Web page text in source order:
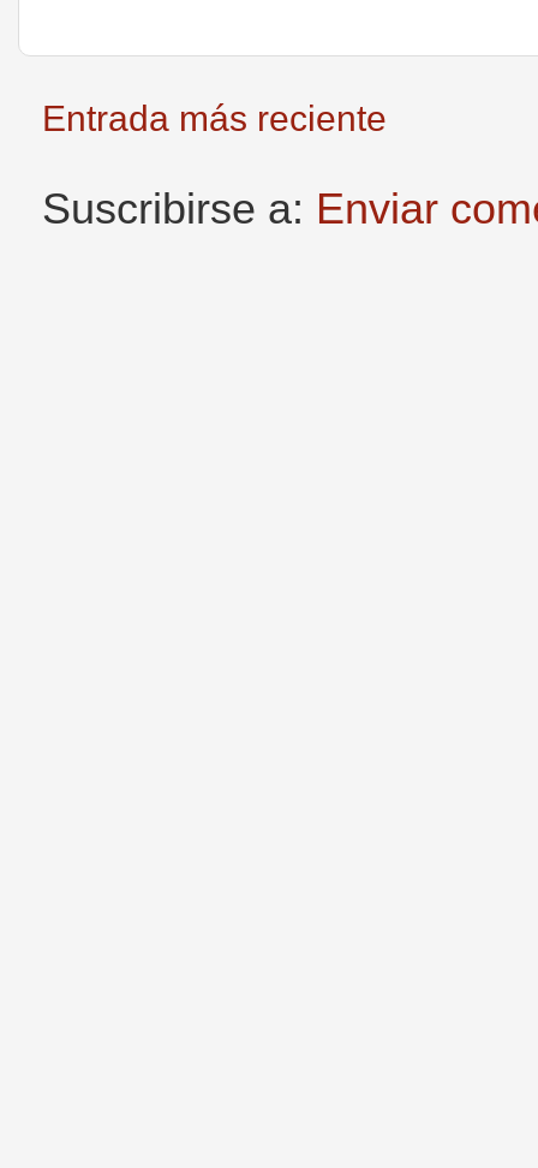
Entrada más reciente
Suscribirse a: Enviar